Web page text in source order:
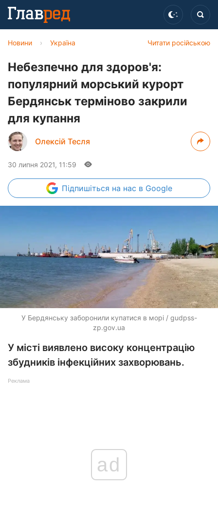
Читати російською
Новини › Україна
Небезпечно для здоров'я:
популярний морський курорт
Бердянськ терміново закрили
для купання
Олексій Тесля
30 липня 2021, 11:59
Підпишіться на нас в Google
У Бердянську заборонили купатися в морі / gudpss-
zp.gov.ua
У місті виявлено високу концентрацію
збудників інфекційних захворювань.
Реклама
ad